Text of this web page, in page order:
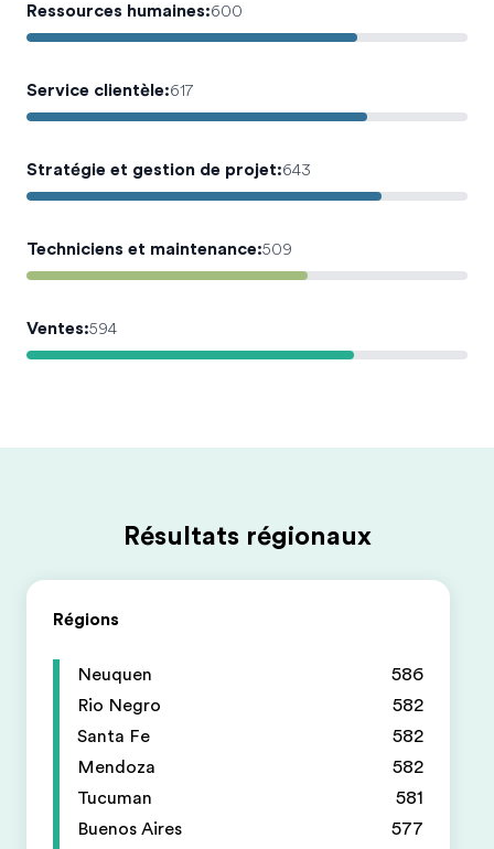
Ressources humaines:600
Service clientèle:617
Stratégie et gestion de projet:643
Techniciens et maintenance:509
Ventes:594
Résultats régionaux
Régions
Neuquen
586
Rio Negro
582
Santa Fe
582
Mendoza
582
Tucuman
581
Buenos Aires
577